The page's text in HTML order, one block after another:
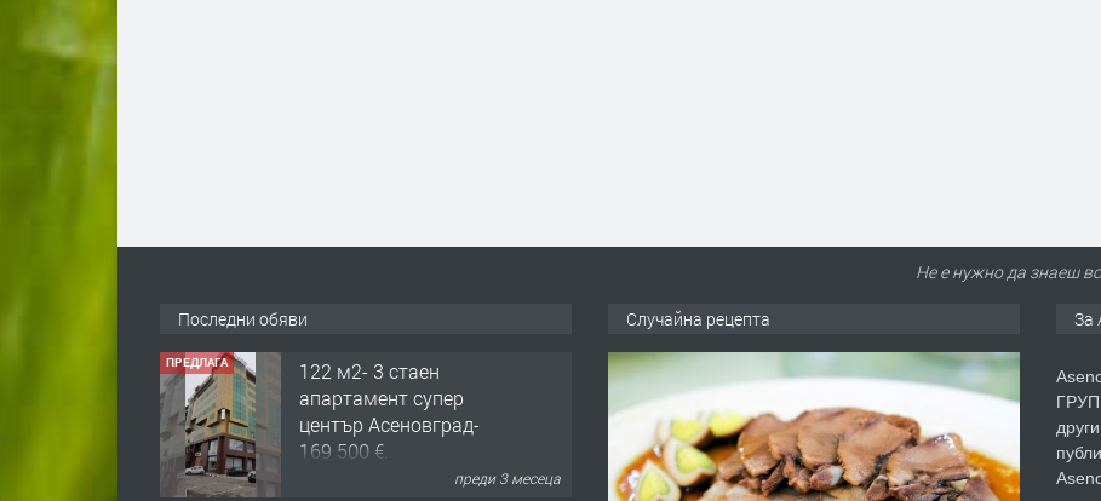
Не е нужно да знаеш
Последни обяви
ПРЕДЛАГА
122 м2- 3 стаен
апартамент супер
център Асеновград-
169 500 €.
преди 3 месеца
Случайна рецепта За
ГРУП